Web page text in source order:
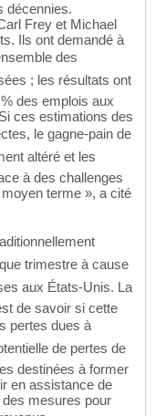
décennies.
Frey et Michael
Ils ont demandé à
des
; les résultats ont
des emplois aux
ces estimations des
le gagne-pain de
altéré et les
à des challenges
terme », a cité
trimestre à cause
aux États-Unis. La
de savoir si cette
pertes dues à
de pertes de
destinées à former
en assistance de
mesures pour